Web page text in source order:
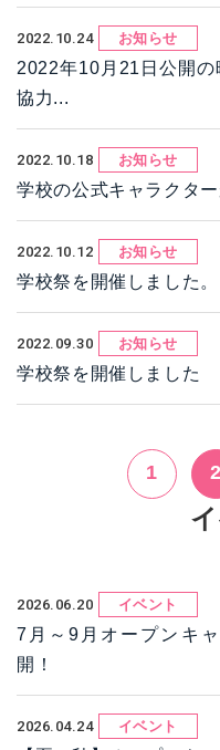
2022.10.24 お知らせ
2022年10月21日公開
協力...
2022.10.18 お知らせ
学校の公式キャラクタ
2022.10.12 お知らせ
学校祭を開催しました。
2022.09.30 お知らせ
学校祭を開催しました
1 2
2026.06.20 イベント
7月～9月オープンキ
開！
2026.04.24 イベント